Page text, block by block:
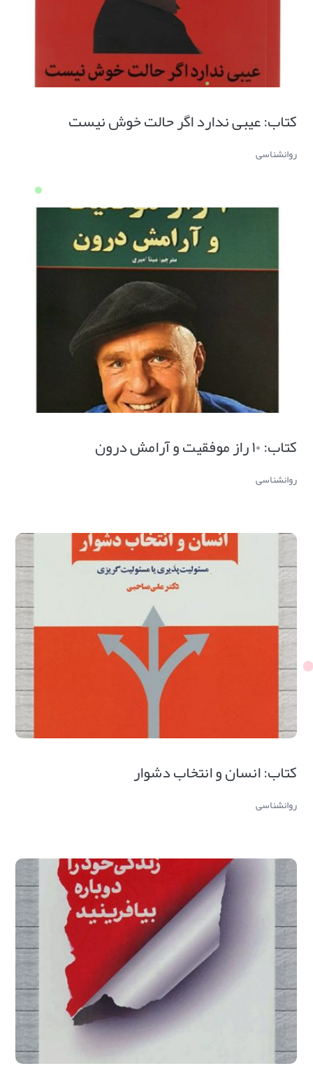
کتاب: عیبی ندارد اگر حالت خوش نیست
روانشناسی
کتاب: ۱۰ راز موفقیت و آرامش درون
روانشناسی
کتاب: انسان و انتخاب دشوار
روانشناسی